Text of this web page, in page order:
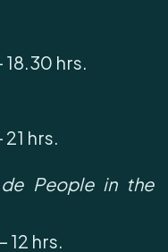
hrs.
hrs.
People in the
12 hrs.